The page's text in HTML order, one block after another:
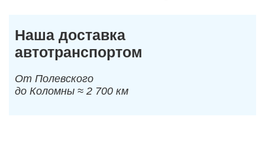
Наша доставка
автотранспортом
От Полевского
до Коломны ≈ 2 700 км